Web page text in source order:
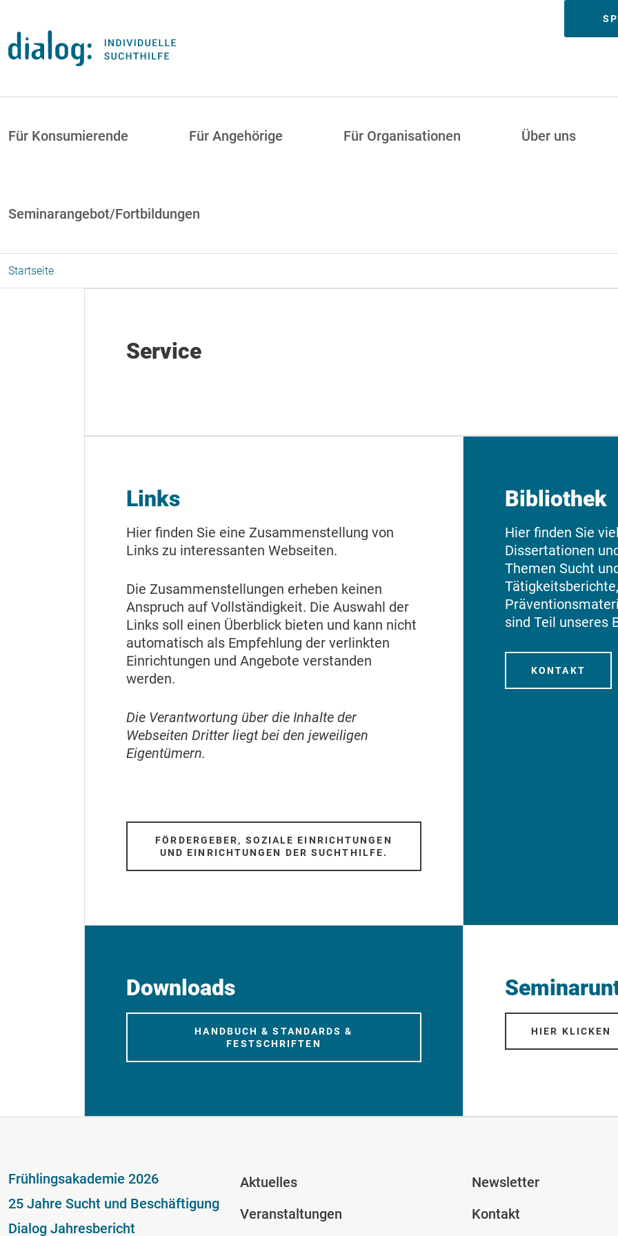
Für Konsumierende Für Angehörige Für Organisationen Über uns
Seminarangebot/Fortbildungen
Startseite
Service
Links
Hier finden Sie eine Zusammenstellung von
Links zu interessanten Webseiten.
Die Zusammenstellungen erheben keinen
Anspruch auf Vollständigkeit. Die Auswahl der
Links soll einen Überblick bieten und kann nicht
automatisch als Empfehlung der verlinkten
Einrichtungen und Angebote verstanden
werden.
Die Verantwortung über die Inhalte der
Webseiten Dritter liegt bei den jeweiligen
Eigentümern.
FÖRDERGEBER, SOZIALE EINRICHTUNGEN
UND EINRICHTUNGEN DER SUCHTHILFE.
Bibliothek
Hier finden Sie
Dissertationen
Themen Sucht
sind Teil unseres
KONTAKT
Downloads
HANDBUCH & STANDARDS &
FESTSCHRIFTEN
HIER KLICKEN
Fußzeile
Frühlingsakademie 2026
25 Jahre Sucht und Beschäftigung
Dialog Jahresbericht
Fusszeile Spalte 2
Aktuelles
Veranstaltungen
Fusszeile
Newsletter
Kontakt